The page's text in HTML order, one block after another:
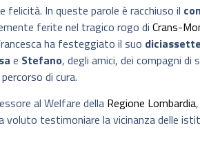
felicità. In queste parole è racchiuso il
ferite nel tragico rogo di Crans-
ha festeggiato il suo
e Stefano, degli amici, dei compagni di
di cura.
al Welfare della Regione Lombardia,
voluto testimoniare la vicinanza delle